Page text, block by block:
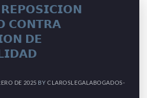
𝗖𝗢𝗡𝗧𝗥𝗔
𝗗𝗘
DE 2025 BYCLAROSLEGALABOGADOS-